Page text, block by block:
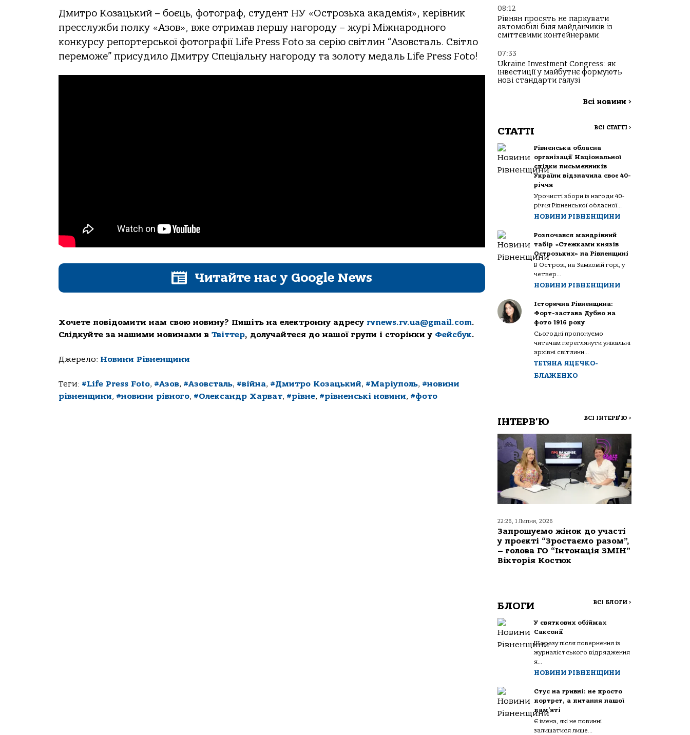
Дмитро Козацький – боєць, фотограф, студент НУ «Острозька академія», керівник
пресслужби полку «Азов», вже отримав першу нагороду – журі Міжнародного
конкурсу репортерської фотографії Life Press Foto за серію світлин “Азовсталь. Світло
переможе” присудило Дмитру Спеціальну нагороду та золоту медаль Life Press Foto!
Читайте нас у Google News
Хочете повідомити нам свою новину? Пишіть на електронну адресу rvnews.rv.ua@gmail.com.
Слідкуйте за нашими новинами в Твіттер, долучайтеся до нашої групи і сторінки у Фейсбук.
Джерело: Новини Рівненщини
Теги: #Life Press Foto, #Азов, #Азовсталь, #війна, #Дмитро Козацький, #Маріуполь, #новини
рівненщини, #новини рівного, #Олександр Харват, #рівне, #рівненські новини, #фото
08:12
Рівнян просять не паркувати
автомобілі біля майданчиків із
сміттєвими контейнерами
07:33
Ukraine Investment Congress: як
інвестиції у майбутнє формують
нові стандарти галузі
Всі новини >
СТАТТІ ВСІ СТАТТІ >
Рівненська обласна
організації Національної
спілки письменників
України відзначила своє 40-
річчя
Урочисті збори із нагоди 40-
річчя Рівненської обласної...
НОВИНИ РІВНЕНЩИНИ
Розпочався мандрівний
табір «Стежками князів
Острозьких» на Рівненщині
В Острозі, на Замковій горі, у
четвер...
НОВИНИ РІВНЕНЩИНИ
Історична Рівненщина:
Форт-застава Дубно на
фото 1916 року
Сьогодні пропонуємо
читачам переглянути унікальні
архівні світлини...
ТЕТЯНА ЯЦЕЧКО-
БЛАЖЕНКО
ІНТЕРВ'Ю ВСІ ІНТЕРВ'Ю >
22:26, 1 Липня, 2026
Запрошуємо жінок до участі
у проєкті “Зростаємо разом”,
– голова ГО “Інтонація ЗМІН”
Вікторія Костюк
БЛОГИ ВСІ БЛОГИ >
У святкових обіймах
Саксонії
Щоразу після повернення із
журналістського відрядження
я...
НОВИНИ РІВНЕНЩИНИ
Стус на гривні: не просто
портрет, а питання нашої
пам’яті
Є імена, які не повинні
залишатися лише...